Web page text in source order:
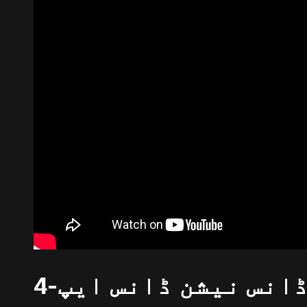
نیشن ڈانس ایپ-4